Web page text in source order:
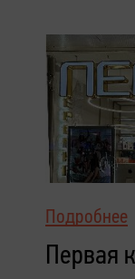
Подробнее
Первая